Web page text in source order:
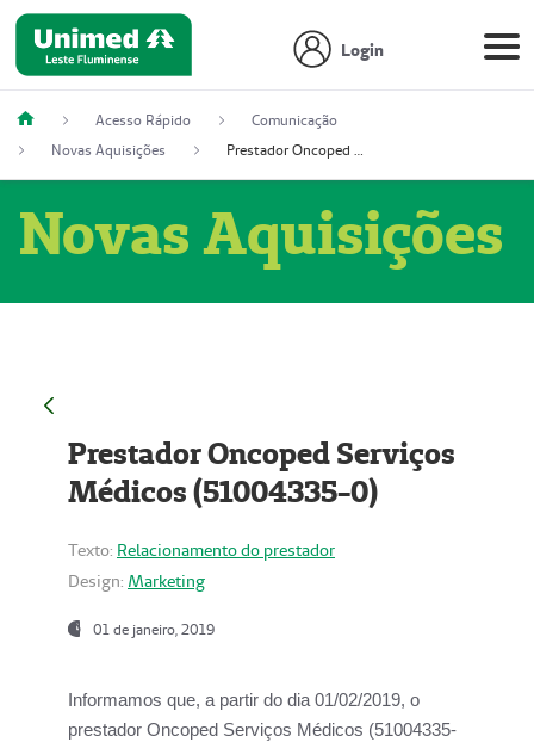
Login
Acesso Rápido
Comunicação
Novas Aquisições
Prestador Oncoped Serviços Médicos (51004335-0)
Novas Aquisições
Prestador Oncoped Serviços
Médicos (51004335-0)
Texto: Relacionamento do prestador
Design: Marketing
01 de janeiro, 2019
Informamos que, a partir do dia 01/02/2019, o
prestador Oncoped Serviços Médicos (51004335-